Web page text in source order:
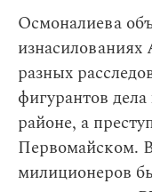
Осмоналиева
разных
фигурантов
районе, а
Первомайском.
милиционеров